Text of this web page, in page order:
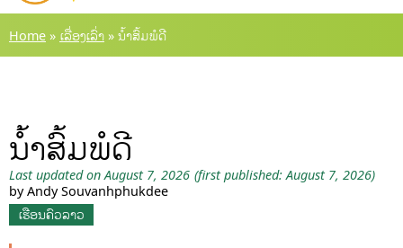
Home » ເລື່ອງເລົ່າ » ນ້ຳສົ້ມພໍດີ
ນ້ຳສົ້ມພໍດີ
Last updated on August 7, 2026 (first published: August 7, 2026)
by Andy Souvanhphukdee
ເຮືອນຄົວລາວ